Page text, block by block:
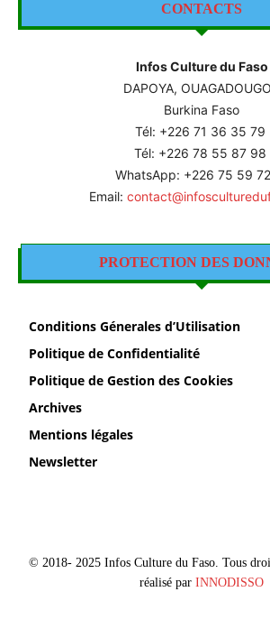
CONTACTS
Infos Culture du Faso
DAPOYA,
Burkina Faso
Tél: +226 71 36 35 79
Tél: +226 78 55 87 98
WhatsApp: +226 75 59
Email:
PROTECTION DES
Conditions Génerales d’Utilisation
Politique de Confidentialité
Politique de Gestion des Cookies
Archives
Mentions légales
Newsletter
© 2018- 2025 Infos Culture du Faso. Tous
réalisé par INNODISSO